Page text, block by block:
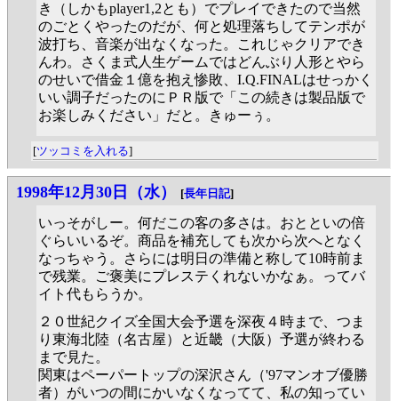
き（しかもplayer1,2とも）でプレイできたので当然
のごとくやったのだが、何と処理落ちしてテンポが
波打ち、音楽が出なくなった。これじゃクリアでき
んわ。さくま式人生ゲームではどんぶり人形とやら
のせいで借金１億を抱え惨敗、I.Q.FINALはせっかく
いい調子だったのにＰＲ版で「この続きは製品版で
お楽しみください」だと。きゅーぅ。
[ツッコミを入れる]
1998年12月30日（水） [長年日記]
いっそがしー。何だこの客の多さは。おとといの倍
ぐらいいるぞ。商品を補充しても次から次へとなく
なっちゃう。さらには明日の準備と称して10時前ま
で残業。ご褒美にプレステくれないかなぁ。ってバ
イト代もらうか。
２０世紀クイズ全国大会予選を深夜４時まで、つま
り東海北陸（名古屋）と近畿（大阪）予選が終わる
まで見た。
関東はペーパートップの深沢さん（'97マンオブ優勝
者）がいつの間にかいなくなってて、私の知ってい